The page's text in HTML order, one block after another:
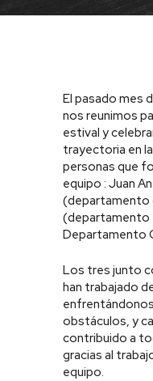
El pasado mes
nos reunimos
estival y
trayectoria en
personas que
equipo : Juan
(departamento
(departamento
Departamento
Los tres junto
han trabajado
obstáculos, y
contribuido a
gracias al
equipo.